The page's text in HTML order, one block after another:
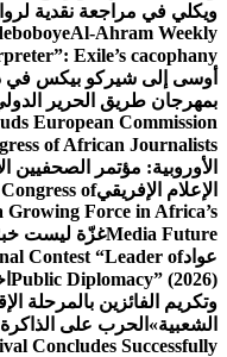
ويكلي في مراجعة نقدية
Al-Ahram Weekly
Exile’s cacophany
أوسى إلى شيركو بيكس في
بمهرجان طريق الحرير
European Commission
of African Journalists
الإعلام الإفريقيof
Force in Africa’s
Media Futureغزّة ليست
عوادContest “Leader of
Public Diplomacy” (2026)
وتكريم الفائزين بالمرحلة
الشعبية» الحرب على
Concludes Successfully